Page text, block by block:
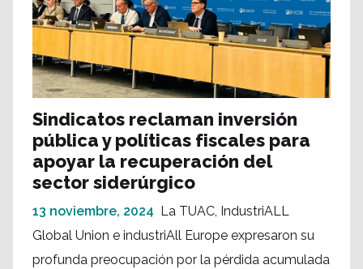
Sindicatos reclaman inversión
pública y políticas fiscales para
apoyar la recuperación del
sector siderúrgico
13 noviembre, 2024
La TUAC, IndustriALL
Global Union e industriAll Europe expresaron su
profunda preocupación por la pérdida acumulada